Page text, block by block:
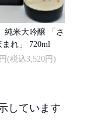
米大吟醸 「さ
まれ」 720ml
(税込3,520円)
しています